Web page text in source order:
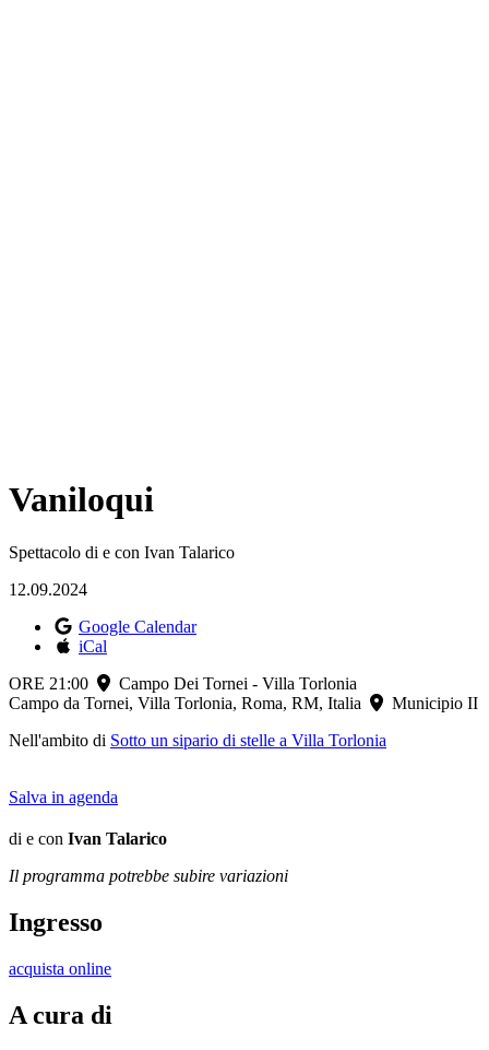
Vaniloqui
Spettacolo di e con Ivan Talarico
12.09.2024
Google Calendar
iCal
ORE 21:00
Campo Dei Tornei - Villa Torlonia
Campo da Tornei, Villa Torlonia, Roma, RM, Italia
Municipio II
Nell'ambito di Sotto un sipario di stelle a Villa Torlonia
Salva in agenda
di e con Ivan Talarico
Il programma potrebbe subire variazioni
Ingresso
acquista online
A cura di